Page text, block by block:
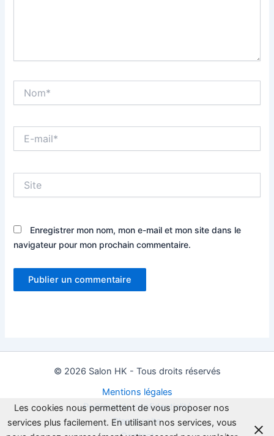
mail*
Enregistrer mon nom, mon e-mail et mon site dans le
navigateur pour mon prochain commentaire.
© 2026 Salon HK - Tous droits réservés
Mentions légales
Politique de confidentialité
Plan du site
Les cookies nous permettent de vous proposer nos
services plus facilement. En utilisant nos services, vous